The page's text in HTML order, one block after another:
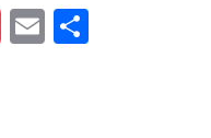
P
o
E
m